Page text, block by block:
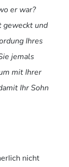
er war?
geweckt und
Ihres
jemals
mit Ihrer
Ihr Sohn
nicht